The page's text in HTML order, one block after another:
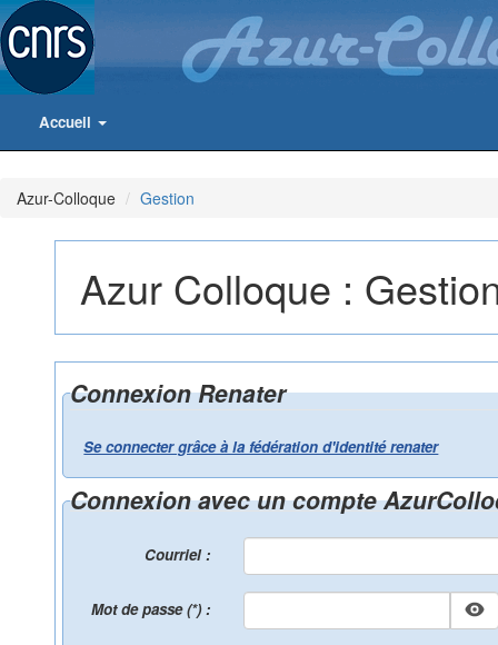
Azur-Colloque Gestion
Azur Colloque :
Accueil
Connexion Renater
Se connecter grâce à la fédération d'identité renater
Connexion avec un compte
Courriel :
Mot de passe (*) :